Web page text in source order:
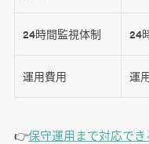
24時間監視体制 24
運用費用 運
👉️保守運用まで対応で